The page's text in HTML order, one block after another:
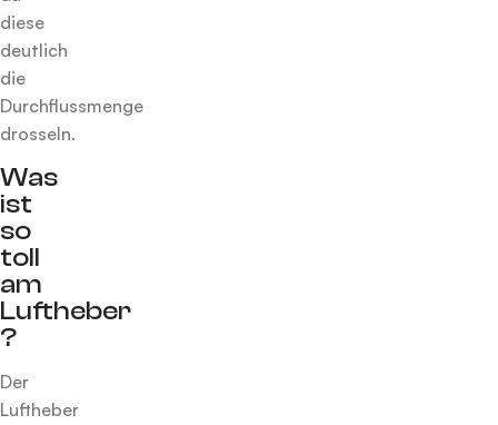
diese
deutlich
die
Durchflussmenge
drosseln.
Was
ist
so
toll
am
Luftheber
?
Der
Luftheber